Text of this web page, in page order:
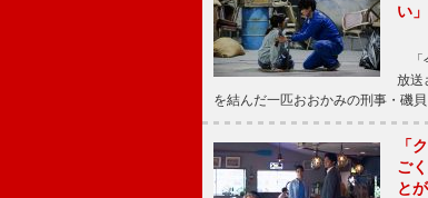
い」
「
放送
を結んだ一匹おおかみの刑事・磯
「
ご
と